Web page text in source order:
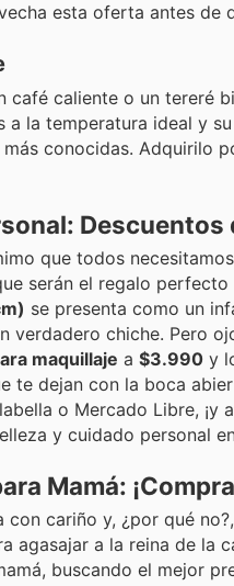
esta oferta antes de
café caliente o un tereré
a la temperatura ideal y
conocidas. Adquirilo
Descuentos
que todos
serán el regalo
se presenta como un
verdadero chiche. Pero
maquillaje a $3.990 y
te dejan con la boca
o Mercado Libre,
y cuidado personal
Mamá:
con cariño y, ¿por qué
agasajar a la reina de la
buscando el mejor